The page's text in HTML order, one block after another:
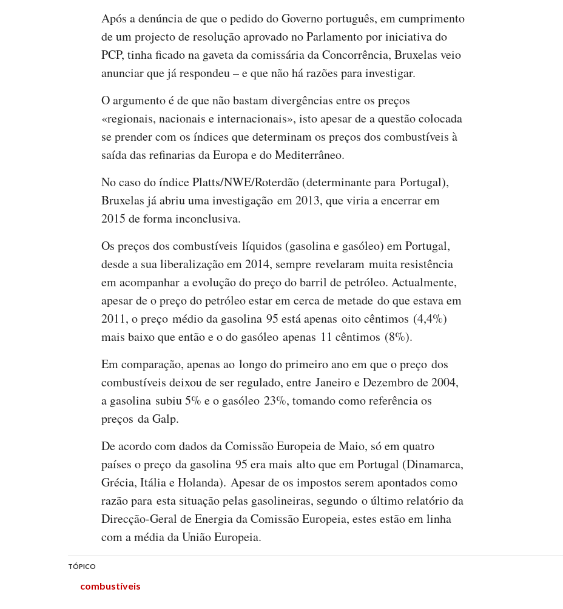
Após a denúncia de que o pedido do Governo português, em cumprimento
de um projecto de resolução aprovado no Parlamento por iniciativa do
PCP, tinha ficado na gaveta da comissária da Concorrência, Bruxelas veio
anunciar que já respondeu – e que não há razões para investigar.
O argumento é de que não bastam divergências entre os preços
«regionais, nacionais e internacionais», isto apesar de a questão colocada
se prender com os índices que determinam os preços dos combustíveis à
saída das refinarias da Europa e do Mediterrâneo.
No caso do índice Platts/NWE/Roterdão (determinante para Portugal),
Bruxelas já abriu uma investigação em 2013, que viria a encerrar em
2015 de forma inconclusiva.
Os preços dos combustíveis líquidos (gasolina e gasóleo) em Portugal,
desde a sua liberalização em 2014, sempre revelaram muita resistência
em acompanhar a evolução do preço do barril de petróleo. Actualmente,
apesar de o preço do petróleo estar em cerca de metade do que estava em
2011, o preço médio da gasolina 95 está apenas oito cêntimos (4,4%)
mais baixo que então e o do gasóleo apenas 11 cêntimos (8%).
Em comparação, apenas ao longo do primeiro ano em que o preço dos
combustíveis deixou de ser regulado, entre Janeiro e Dezembro de 2004,
a gasolina subiu 5% e o gasóleo 23%, tomando como referência os
preços da Galp.
De acordo com dados da Comissão Europeia de Maio, só em quatro
países o preço da gasolina 95 era mais alto que em Portugal (Dinamarca,
Grécia, Itália e Holanda). Apesar de os impostos serem apontados como
razão para esta situação pelas gasolineiras, segundo o último relatório da
Direcção-Geral de Energia da Comissão Europeia, estes estão em linha
com a média da União Europeia.
TÓPICO
combustíveis